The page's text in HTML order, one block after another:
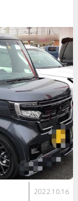
2022.10.16